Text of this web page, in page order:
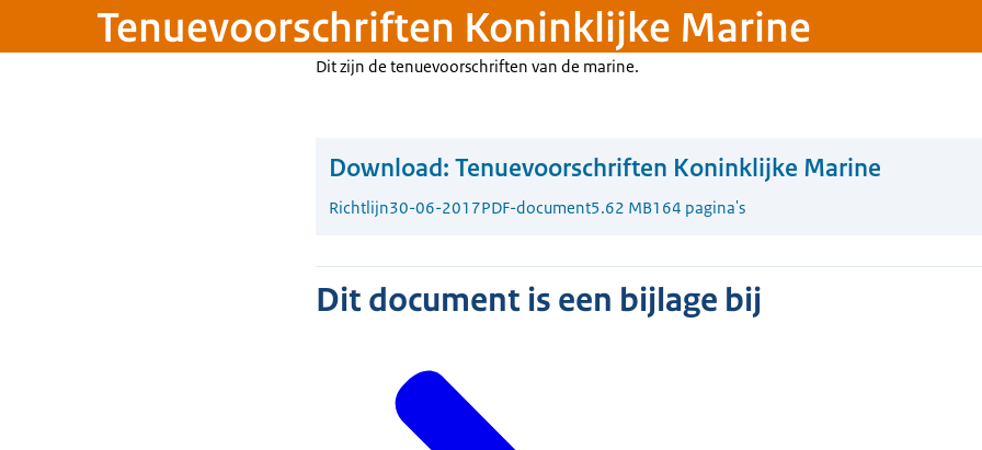
Tenuevoorschriften Koninklijke Marine
Dit zijn de tenuevoorschriften van de marine.
Download: Tenuevoorschriften Koninklijke Marine
Richtlijn30-06-2017PDF-document5.62 MB164 pagina's
Dit document is een bijlage bij